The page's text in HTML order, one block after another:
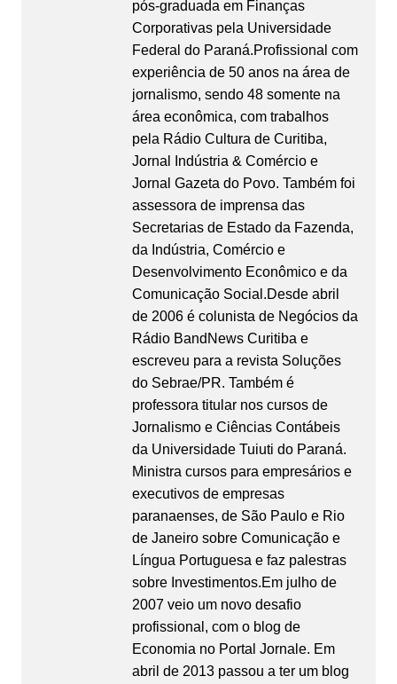
pós-graduada em Finanças
Corporativas pela Universidade
Federal do Paraná.Profissional com
experiência de 50 anos na área de
jornalismo, sendo 48 somente na
área econômica, com trabalhos
pela Rádio Cultura de Curitiba,
Jornal Indústria & Comércio e
Jornal Gazeta do Povo. Também foi
assessora de imprensa das
Secretarias de Estado da Fazenda,
da Indústria, Comércio e
Desenvolvimento Econômico e da
Comunicação Social.Desde abril
de 2006 é colunista de Negócios da
Rádio BandNews Curitiba e
escreveu para a revista Soluções
do Sebrae/PR. Também é
professora titular nos cursos de
Jornalismo e Ciências Contábeis
da Universidade Tuiuti do Paraná.
Ministra cursos para empresários e
executivos de empresas
paranaenses, de São Paulo e Rio
de Janeiro sobre Comunicação e
Língua Portuguesa e faz palestras
sobre Investimentos.Em julho de
2007 veio um novo desafio
profissional, com o blog de
Economia no Portal Jornale. Em
abril de 2013 passou a ter um blog